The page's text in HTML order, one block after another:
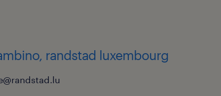
randstad luxembourg